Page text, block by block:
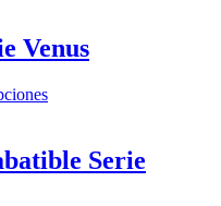
Venus
Serie